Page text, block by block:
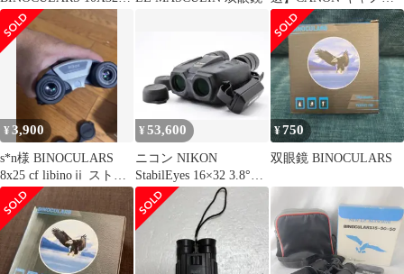
手ブレ補正 防振 10倍双
眼鏡 BINO10×32IS
防振双眼鏡 AW BINO
18X50IS 1個
¥3,900
s*n様 BINOCULARS
8x25 cf libinoⅱ ストラ
ップ ケー
¥53,600
ニコン NIKON
StabilEyes 16×32 3.8°
VR Y3864
¥750
双眼鏡 BINOCULARS